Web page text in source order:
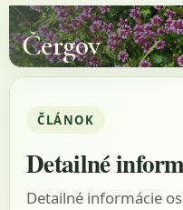
Čergov
ČLÁNOK
Detailné
Detailné informácie